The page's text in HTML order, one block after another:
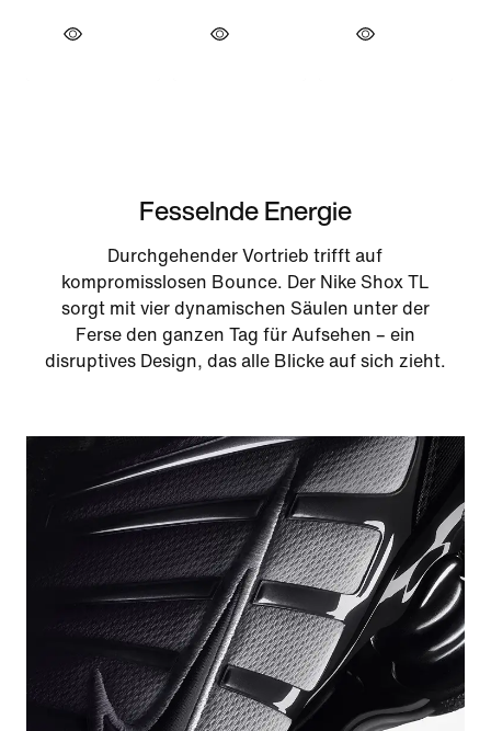
Fesselnde Energie
Durchgehender Vortrieb trifft auf
kompromisslosen Bounce. Der Nike Shox TL
sorgt mit vier dynamischen Säulen unter der
Ferse den ganzen Tag für Aufsehen – ein
disruptives Design, das alle Blicke auf sich zieht.